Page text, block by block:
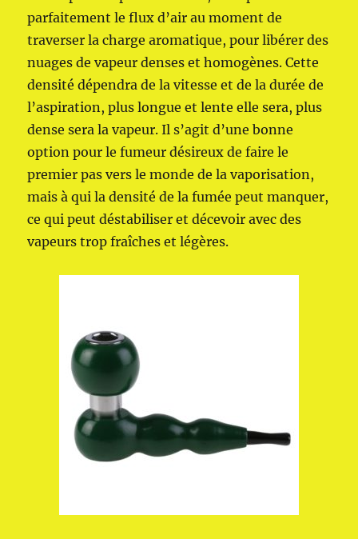
parfaitement le flux d’air au moment de
traverser la charge aromatique, pour libérer des
nuages de vapeur denses et homogènes. Cette
densité dépendra de la vitesse et de la durée de
l’aspiration, plus longue et lente elle sera, plus
dense sera la vapeur. Il s’agit d’une bonne
option pour le fumeur désireux de faire le
premier pas vers le monde de la vaporisation,
mais à qui la densité de la fumée peut manquer,
ce qui peut déstabiliser et décevoir avec des
vapeurs trop fraîches et légères.